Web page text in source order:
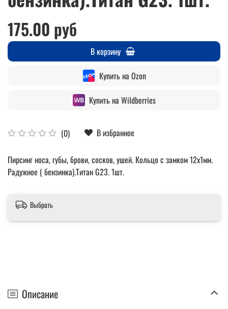
(0) В избранное
175.00 руб
В корзину
Купить на Ozon
Купить на Wildberries
Пирсинг носа, губы, брови, сосков, ушей. Кольцо с замком 12х1мм.
Радужное ( бензинка).Титан G23. 1шт.
Выбрать
Описание